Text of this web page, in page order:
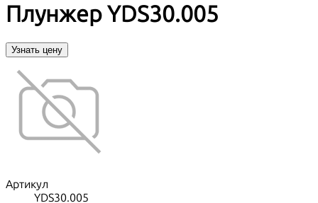
Плунжер YDS30.005
Узнать цену
Артикул
YDS30.005